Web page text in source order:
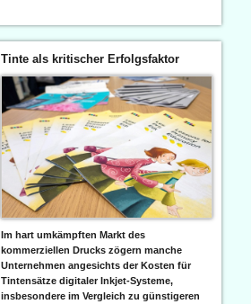
Tinte als kritischer Erfolgsfaktor
Im hart umkämpften Markt des
kommerziellen Drucks zögern manche
Unternehmen angesichts der Kosten für
Tintensätze digitaler Inkjet-Systeme,
insbesondere im Vergleich zu günstigeren